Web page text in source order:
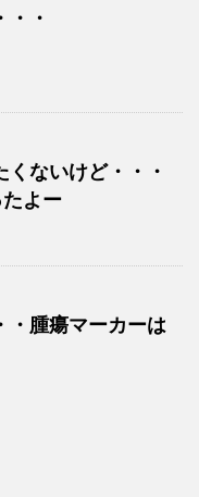
・・
ないけど・・・
よー
・腫瘍マーカーは